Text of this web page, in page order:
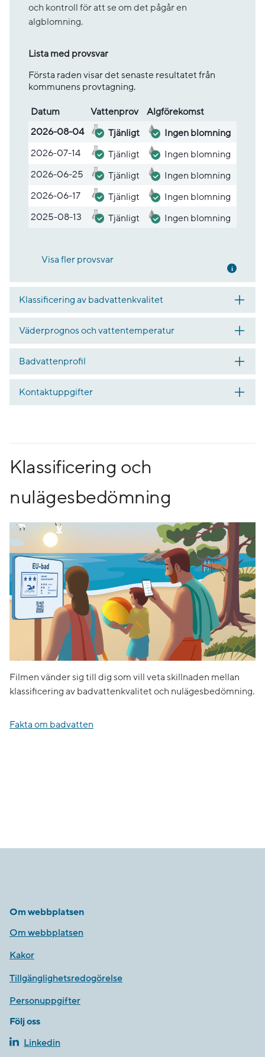
och kontroll för att se om det pågår en
algblomning.
Lista med provsvar
Första raden visar det senaste resultatet från
kommunens provtagning.
Lista med provsvar
Datum Vatten­prov
Alg­före­komst
2026-08-04
Tjänligt
Ingen blomning
2026-07-14
Tjänligt
Ingen blomning
2026-06-25
Tjänligt
Ingen blomning
2026-06-17
Tjänligt
Ingen blomning
2025-08-13
Tjänligt Ingen blomning
Visa fler provsvar Mer
Klassificering av badvattenkvalitet
Väderprognos och vattentemperatur
Badvattenprofil
Kontaktuppgifter
Klassificering och
nulägesbedömning
Filmen vänder sig till dig som vill veta skillnaden mellan
klassificering av badvattenkvalitet och nulägesbedömning.
Fakta om badvatten
Om webbplatsen
Om webbplatsen
Kakor
Tillgänglighetsredogörelse
Personuppgifter
Följ oss
Linkedin